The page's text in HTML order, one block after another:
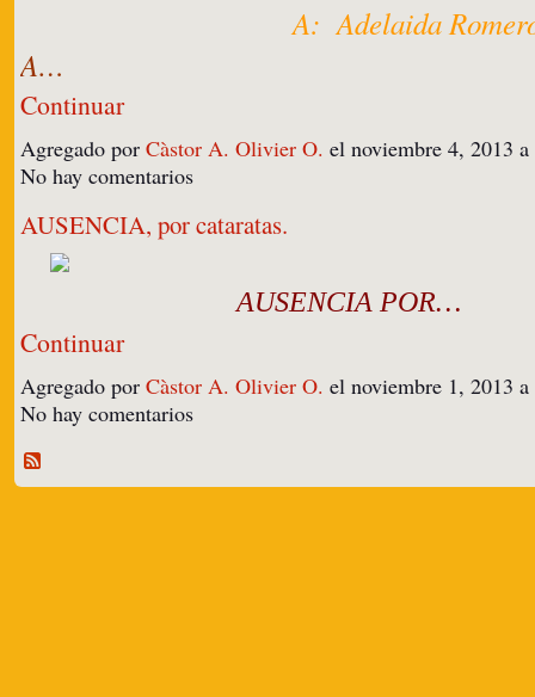
A: Adelaida
A…
Continuar
Agregado por Càstor A. Olivier O. el noviembre 4, 2013
No hay comentarios
AUSENCIA, por cataratas.
AUSENCIA POR…
Continuar
Agregado por Càstor A. Olivier O. el noviembre 1, 2013
No hay comentarios